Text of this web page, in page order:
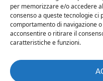
per memorizzare e/o accedere
consenso a queste tecnologie
comportamento di navigazione
acconsentire o ritirare il
caratteristiche e funzioni.